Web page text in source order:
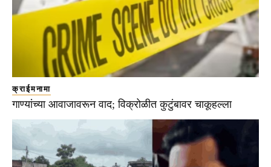
क्राईमनामा
गाण्यांच्या आवाजावरून वाद; विक्रोळीत कुटुंबावर चाकूहल्ला